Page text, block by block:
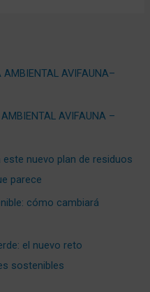
AMBIENTAL AVIFAUNA–
AMBIENTAL AVIFAUNA –
este nuevo plan de residuos
parece
cómo cambiará
el nuevo reto
sostenibles